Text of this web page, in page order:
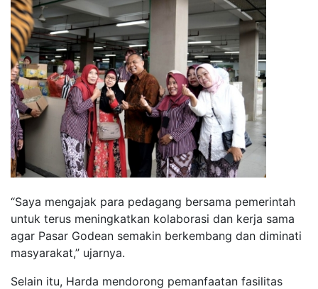
“Saya mengajak para pedagang bersama pemerintah
untuk terus meningkatkan kolaborasi dan kerja sama
agar Pasar Godean semakin berkembang dan diminati
masyarakat,” ujarnya.
Selain itu, Harda mendorong pemanfaatan fasilitas